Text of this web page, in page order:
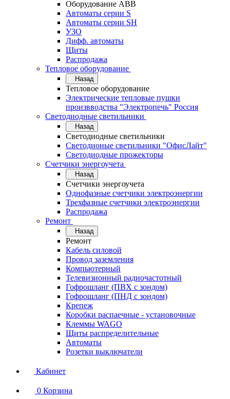
Оборудование АВВ
Автоматы серии S
Автоматы серии SH
УЗО
Дифф. автоматы
Щиты
Распродажа
Тепловое оборудование
Назад
Тепловое оборудование
Электрические тепловые пушки
произвводства "Электропечь" Россия
Светодиодные светильники
Назад
Светодиодные светильники
Светодионые светильники "ОфисЛайт"
Светодиодные прожекторы
Счетчики энергоучета
Назад
Счетчики энергоучета
Однофазные счетчики электроэнергии
Трехфазные счетчики электроэнергии
Распродажа
Ремонт
Назад
Ремонт
Кабель силовой
Провод заземления
Компьютерный
Телевизионный радиочастотный
Гофрошланг (ПВХ с зондом)
Гофрошланг (ПНД с зондом)
Крепеж
Коробки распаечные - установочные
Клеммы WAGO
Щиты распределительные
Автоматы
Розетки выключатели
Кабинет
0 Корзина